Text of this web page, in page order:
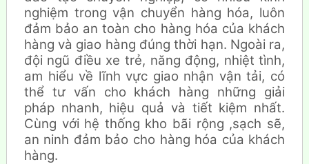
nghiệm trong vận chuyển hàng hóa, luôn
đảm bảo an toàn cho hàng hóa của khách
hàng và giao hàng đúng thời hạn. Ngoài ra,
đội ngũ điều xe trẻ, năng động, nhiệt tình,
am hiểu về lĩnh vực giao nhận vận tải, có
thể tư vấn cho khách hàng những giải
pháp nhanh, hiệu quả và tiết kiệm nhất.
Cùng với hệ thống kho bãi rộng ,sạch sẽ,
an ninh đảm bảo cho hàng hóa của khách
hàng.